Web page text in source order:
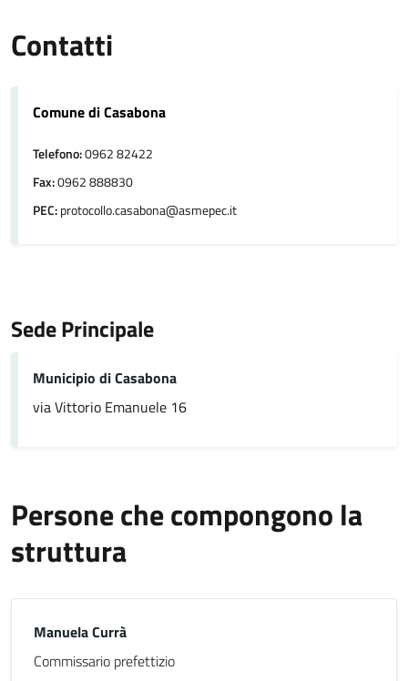
Contatti
Comune di Casabona
Telefono:0962 82422
Fax:0962 888830
PEC:protocollo.casabona@asmepec.it
Sede Principale
Municipio di Casabona
via Vittorio Emanuele 16
Persone che compongono la
struttura
Manuela Currà
Commissario prefettizio